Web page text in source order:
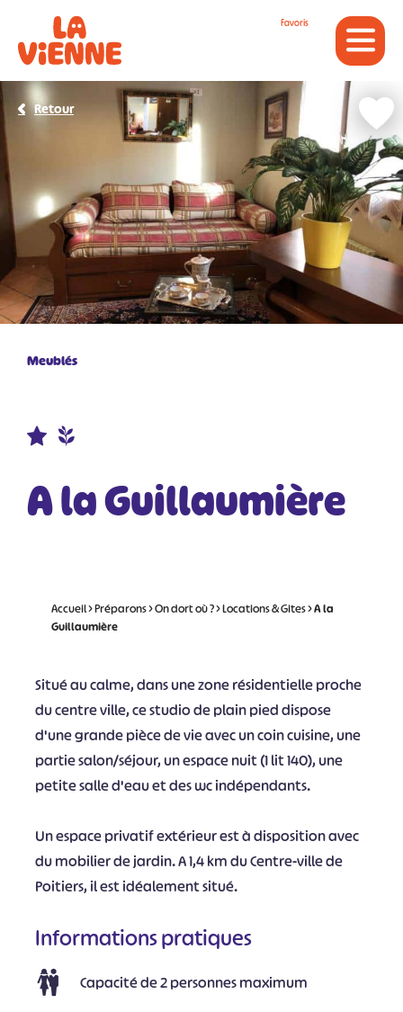
Favoris
Meublés
A la Guillaumière
Retour
Accueil>Préparons>On dort où ?>Locations & Gites>A la
Guillaumière
Situé au calme, dans une zone résidentielle proche
du centre ville, ce studio de plain pied dispose
d'une grande pièce de vie avec un coin cuisine, une
partie salon/séjour, un espace nuit (1 lit 140), une
petite salle d'eau et des wc indépendants.
Un espace privatif extérieur est à disposition avec
du mobilier de jardin. A 1,4 km du Centre-ville de
Poitiers, il est idéalement situé.
Informations pratiques
Capacité de 2 personnes maximum